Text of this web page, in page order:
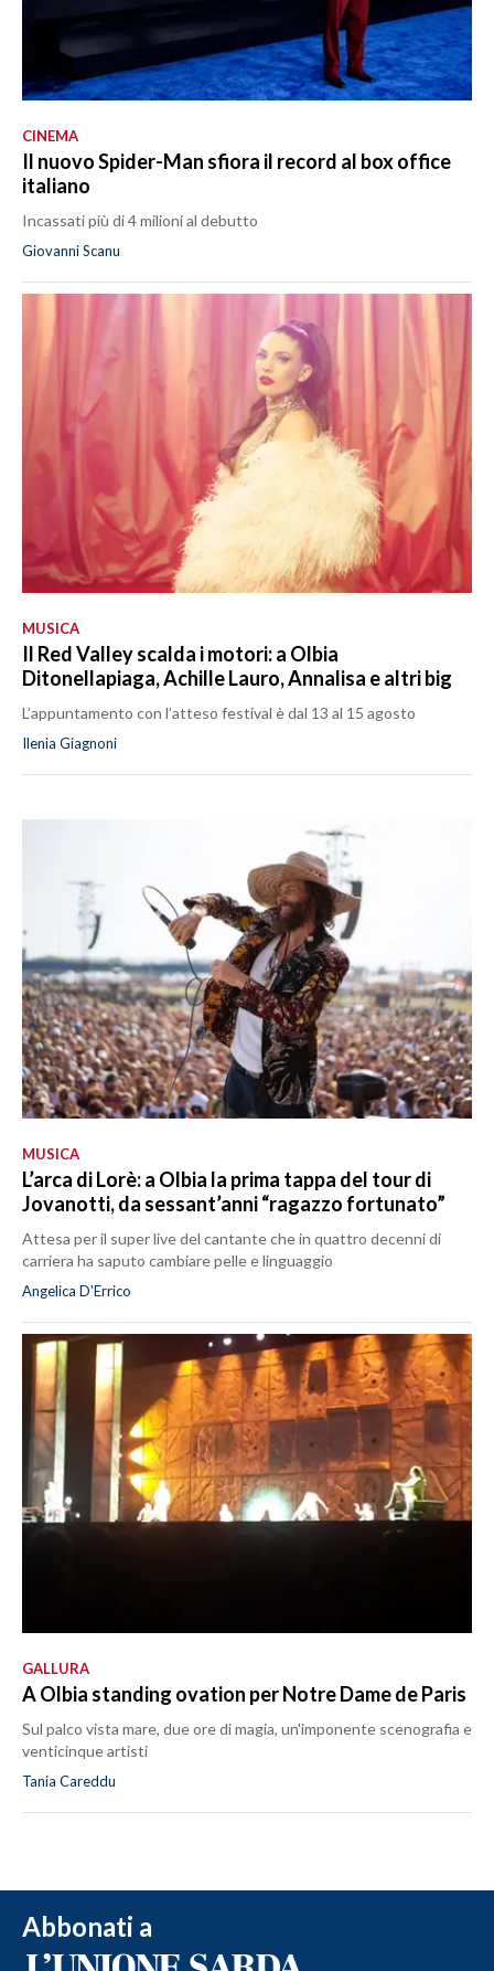
CINEMA
Il nuovo Spider-Man sfiora il record al box office
italiano
Incassati più di 4 milioni al debutto
Giovanni Scanu
MUSICA
Il Red Valley scalda i motori: a Olbia
Ditonellapiaga, Achille Lauro, Annalisa e altri big
L’appuntamento con l’atteso festival è dal 13 al 15 agosto
Ilenia Giagnoni
MUSICA
L’arca di Lorè: a Olbia la prima tappa del tour di
Jovanotti, da sessant’anni “ragazzo fortunato”
Attesa per il super live del cantante che in quattro decenni di
carriera ha saputo cambiare pelle e linguaggio
Angelica D'Errico
GALLURA
A Olbia standing ovation per Notre Dame de Paris
Sul palco vista mare, due ore di magia, un'imponente scenografia e
venticinque artisti
Tania Careddu
Abbonati a